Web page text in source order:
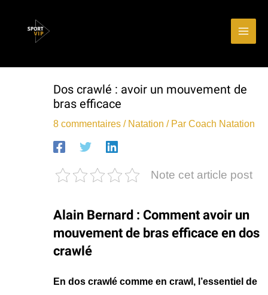
Dos crawlé : avoir un mouvement de
bras efficace
8 commentaires / Natation / Par Coach Natation
Note cet article post
Alain Bernard : Comment avoir un
mouvement de bras efficace en dos
crawlé
En dos crawlé comme en crawl, l’essentiel de